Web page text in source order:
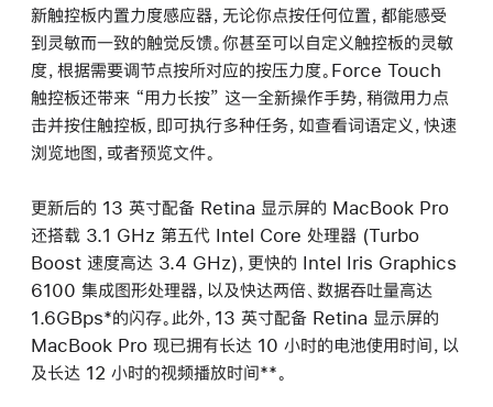
新触控板内置力度感应器，无论你点按任何位置，都能感受
到灵敏而一致的触觉反馈。你甚至可以自定义触控板的灵敏
度，根据需要调节点按所对应的按压力度。Force Touch
触控板还带来 “用力长按” 这一全新操作手势，稍微用力点
击并按住触控板，即可执行多种任务，如查看词语定义，快速
浏览地图，或者预览文件。
更新后的 13 英寸配备 Retina 显示屏的 MacBook Pro
还搭载 3.1 GHz 第五代 Intel Core 处理器 (Turbo
Boost 速度高达 3.4 GHz)，更快的 Intel Iris Graphics
6100 集成图形处理器，以及快达两倍、数据吞吐量高达
1.6GBps*的闪存。此外，13 英寸配备 Retina 显示屏的
MacBook Pro 现已拥有长达 10 小时的电池使用时间，以
及长达 12 小时的视频播放时间**。